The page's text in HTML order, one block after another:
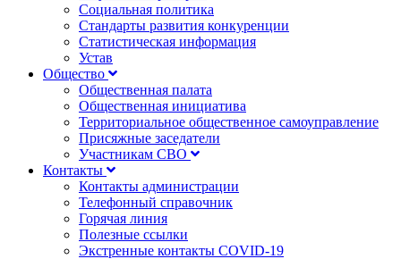
Социальная политика
Стандарты развития конкуренции
Статистическая информация
Устав
Общество
Общественная палата
Общественная инициатива
Территориальное общественное самоуправление
Присяжные заседатели
Участникам СВО
Контакты
Контакты администрации
Телефонный справочник
Горячая линия
Полезные ссылки
Экстренные контакты COVID-19